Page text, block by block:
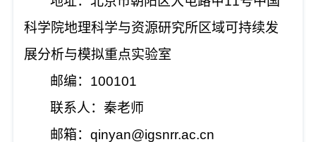
科学院地理科学与资源研究所区域可持续发
展分析与模拟重点实验室
邮编： 100101
联系人：秦老师
邮箱：qinyan@igsnrr.ac.cn